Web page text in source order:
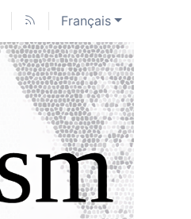
Français